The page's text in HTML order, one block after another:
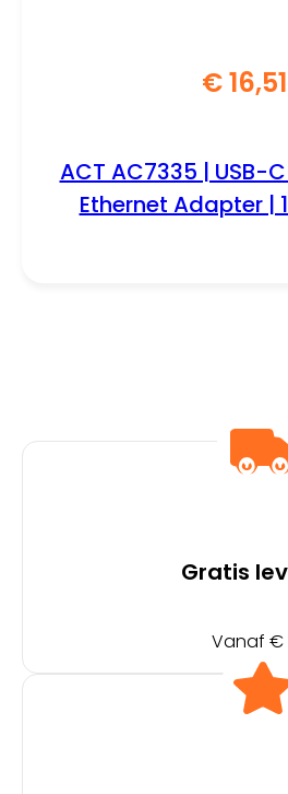
€16,51
ACT AC7335 | USB-
Ethernet Adapter |
Gratis
Vanaf €